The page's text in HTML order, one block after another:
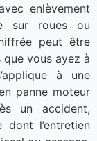
enlèvement
sur roues ou
peut être
que vous ayez à
à une
panne moteur
un accident,
dont l’entretien